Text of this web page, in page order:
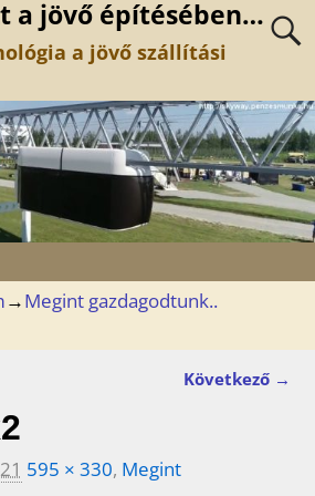
a jövő építésében…
a jövő szállítási
→Megint gazdagodtunk..
Következő →
595 × 330, Megint